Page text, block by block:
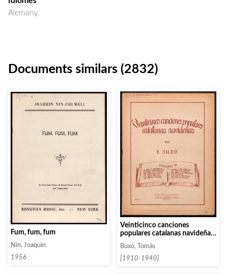
Alemany
Documents similars (2832)
Fum, fum, fum
Nin, Joaquín
1956
Veinticinco canciones
populares catalanas navideñas.
Buxó, Tomàs
[1910-1940]